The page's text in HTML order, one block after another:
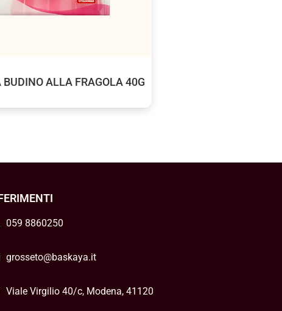
ALLA FRAGOLA 40G
059 8860250
grosseto@baskaya.it
Viale Virgilio 40/c, Modena, 41120